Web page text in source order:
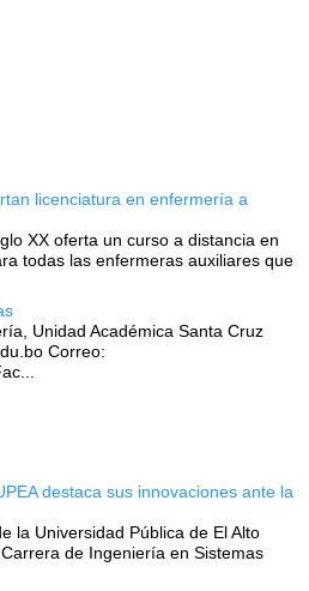
licenciatura en enfermería a
XX oferta un curso a distancia en
todas las enfermeras auxiliares que
Unidad Académica Santa Cruz
Correo:
destaca sus innovaciones ante la
la Universidad Pública de El Alto
de Ingeniería en Sistemas